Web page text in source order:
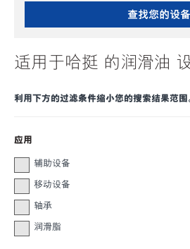
查找您的设备
适用于哈挺 的润滑油
利用下方的过滤条件缩小您的搜索结果范围
应用
辅助设备
移动设备
轴承
润滑脂